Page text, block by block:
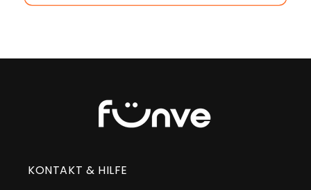
KONTAKT & HILFE